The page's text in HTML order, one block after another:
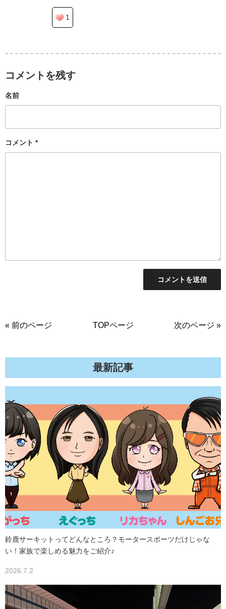
1
コメントを残す
コメント *
名前
« 前のページ TOPページ 次のページ »
最新記事
鈴鹿サーキットってどんなところ？モータースポーツだけじゃな
い！家族で楽しめる魅力をご紹介♪
2026.7.2